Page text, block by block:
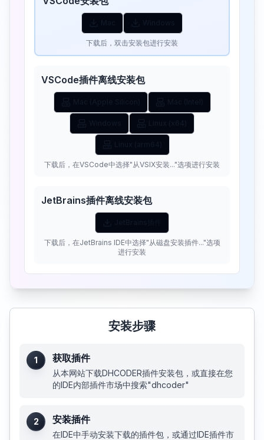
下载后，双击安装包进行安装
VSCode插件离线安装包
下载后，在VSCode中选择"从VSIX安装..."选项进行安装
JetBrains插件离线安装包
下载后，在JetBrains IDE中选择"从磁盘安装插件..."选项
进行安装
安装步骤
1 获取插件
从本网站下载DHCODER插件安装包，或直接在您
的IDE内部插件市场中搜索"dhcoder"
2 安装插件
在IDE中手动安装下载的插件包，或通过IDE插件市